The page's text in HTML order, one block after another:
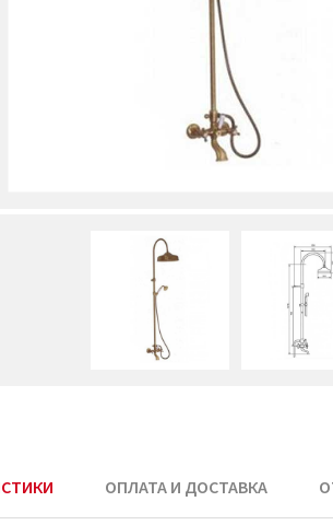
ОПЛАТА И ДОСТАВКА